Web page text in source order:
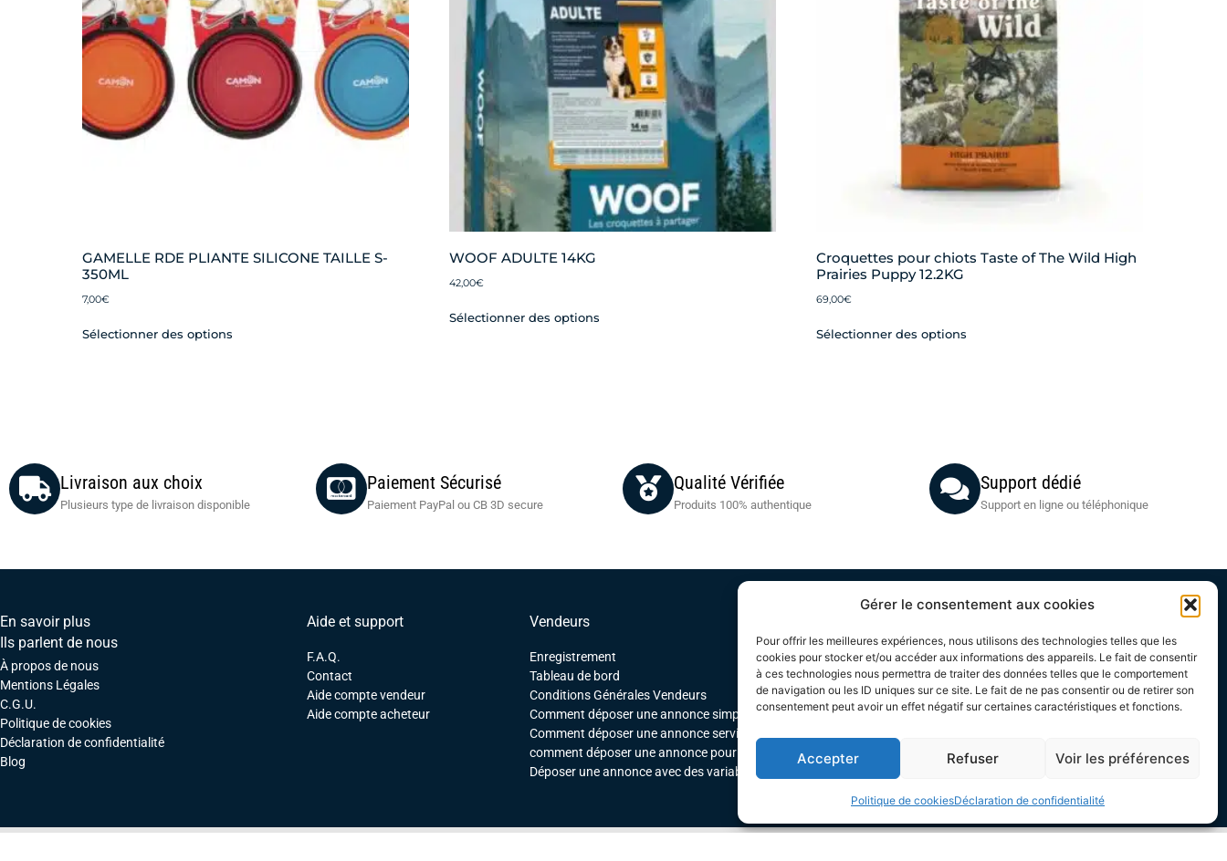
Gérer le consentement aux cookies
Pour offrir les meilleures expériences, nous utilisons des technologies telles que les
cookies pour stocker et/ou accéder aux informations des appareils. Le fait de consentir
à ces technologies nous permettra de traiter des données telles que le comportement
de navigation ou les ID uniques sur ce site. Le fait de ne pas consentir ou de retirer son
consentement peut avoir un effet négatif sur certaines caractéristiques et fonctions.
Accepter Refuser Voir les préférences
Politique de cookiesDéclaration de confidentialité
GAMELLE RDE PLIANTE SILICONE TAILLE S-
350ML
7,00€
Sélectionner des options
WOOF ADULTE 14KG
42,00€
Sélectionner des options
Croquettes pour chiots Taste of The Wild High
Prairies Puppy 12.2KG
69,00€
Sélectionner des options
Livraison aux choix
Plusieurs type de livraison disponible
Paiement Sécurisé
Paiement PayPal ou CB 3D secure
Qualité Vérifiée
Produits 100% authentique
Support dédié
Support en ligne ou téléphonique
En savoir plus
Ils parlent de nous
À propos de nous
Mentions Légales
C.G.U.
Politique de cookies
Déclaration de confidentialité
Blog
Aide et support
F.A.Q.
Contact
Aide compte vendeur
Aide compte acheteur
Vendeurs
Enregistrement
Tableau de bord
Conditions Générales Vendeurs
Comment déposer une annonce simple
Comment déposer une annonce service
comment déposer une annonce pour un produit téléchargeable
Déposer une annonce avec des variables
Mon compte
Mes commandes
Conditions Générales Acheteurs